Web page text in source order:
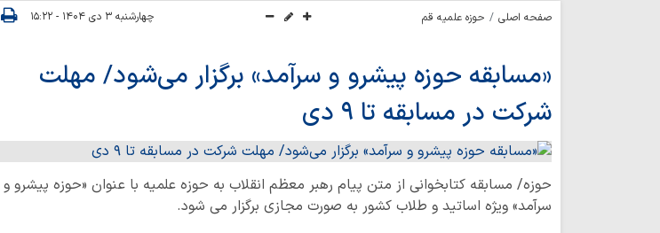
صفحه اصلی حوزه علمیه قم چهارشنبه ۳ دی ۱۴۰۴ - ۱۵:۲۲
«مسابقه حوزه پیشرو و سرآمد» برگزار می‌شود/ مهلت
شرکت در مسابقه تا ۹ دی
حوزه/ مسابقه کتابخوانی از متن پیام رهبر معظم انقلاب به حوزه علمیه با عنوان «حوزه پیشرو و
سرآمد» ویژه اساتید و طلاب کشور به صورت مجازی برگزار می‌ شود.